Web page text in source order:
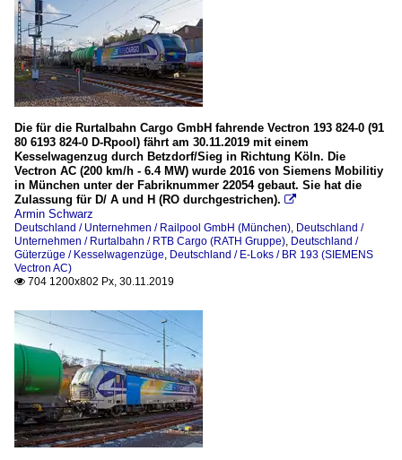
Die für die Rurtalbahn Cargo GmbH fahrende Vectron 193 824-0 (91
80 6193 824-0 D-Rpool) fährt am 30.11.2019 mit einem
Kesselwagenzug durch Betzdorf/Sieg in Richtung Köln. Die
Vectron AC (200 km/h - 6.4 MW) wurde 2016 von Siemens Mobilitiy
in München unter der Fabriknummer 22054 gebaut. Sie hat die
Zulassung für D/ A und H (RO durchgestrichen). 
Armin Schwarz
Deutschland / Unternehmen / Railpool GmbH (München), Deutschland /
Unternehmen / Rurtalbahn / RTB Cargo (RATH Gruppe), Deutschland /
Güterzüge / Kesselwagenzüge, Deutschland / E-Loks / BR 193 (SIEMENS
Vectron AC)
 704 1200x802 Px, 30.11.2019